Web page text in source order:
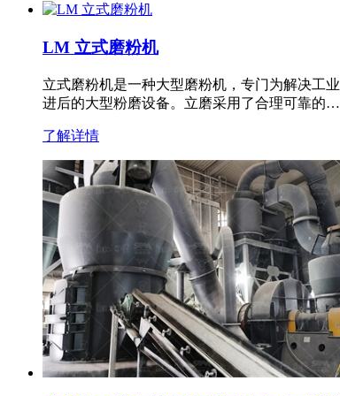
LM 立式磨粉机
立式磨粉机是一种大型磨粉机，专门为解决工
进后的大型粉磨设备。立磨采用了合理可靠的…
了解详情